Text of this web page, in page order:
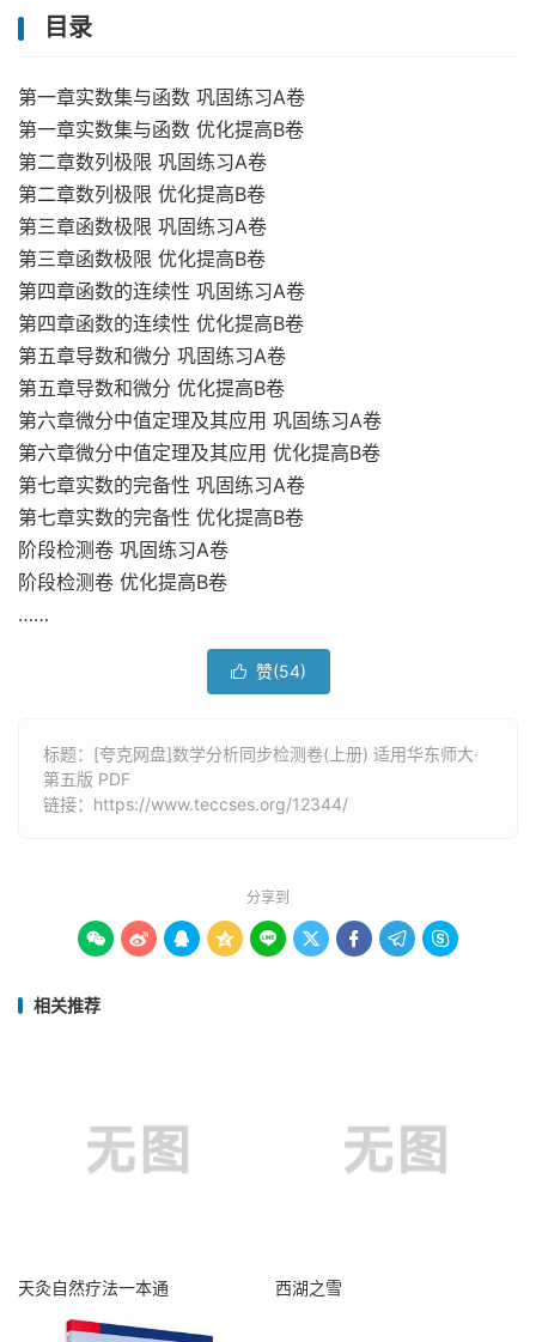
目录
第一章实数集与函数 巩固练习A卷
第一章实数集与函数 优化提高B卷
第二章数列极限 巩固练习A卷
第二章数列极限 优化提高B卷
第三章函数极限 巩固练习A卷
第三章函数极限 优化提高B卷
第四章函数的连续性 巩固练习A卷
第四章函数的连续性 优化提高B卷
第五章导数和微分 巩固练习A卷
第五章导数和微分 优化提高B卷
第六章微分中值定理及其应用 巩固练习A卷
第六章微分中值定理及其应用 优化提高B卷
第七章实数的完备性 巩固练习A卷
第七章实数的完备性 优化提高B卷
阶段检测卷 巩固练习A卷
阶段检测卷 优化提高B卷
……
 赞(54)
标题：[夸克网盘]数学分析同步检测卷(上册) 适用华东师大·
第五版 PDF
链接： https://www.teccses.org/12344/
分享到
        
相关推荐
天灸自然疗法一本通 西湖之雪